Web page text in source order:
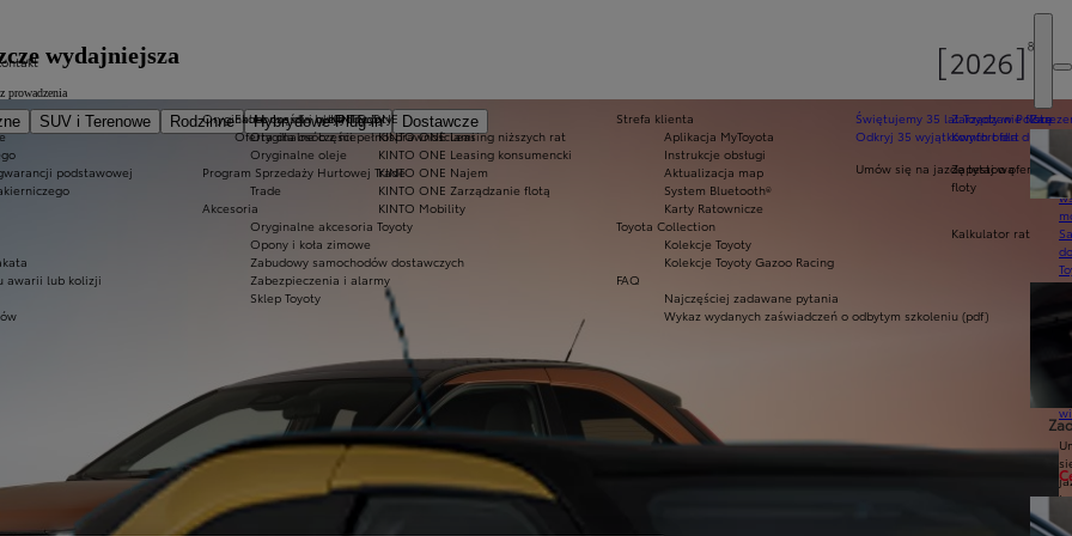
SUV i Terenowe Rodzinne Hybrydowe Plug-in
Dostawcze
Ekobonus dla hybryd Toyoty
Oferta dla osób z niepełnosprawnościami
Świętujemy 35 lat Toyoty w Polsce
Odkryj 35 wyjątkowych ofert
Umów się na jazdę testową
KINTO ONE
KINTO ONE Leasing niższych rat
KINTO ONE Leasing konsumencki
KINTO ONE Najem
KINTO ONE Zarządzanie flotą
KINTO Mobility
Zarządzanie flotą
Komfort dla dużych
Zapytaj o ofertę dla
floty
Kalkulator rat
podstawowej
awarii lub kolizji
Oryginalne części i oleje Toyoty
Oryginalne części
Oryginalne oleje
Program Sprzedaży Hurtowej Trade
Trade
Akcesoria
Oryginalne akcesoria Toyoty
Opony i koła zimowe
Zabudowy samochodów dostawczych
Zabezpieczenia i alarmy
Sklep Toyoty
Strefa klienta
Aplikacja MyToyota
Instrukcje obsługi
Aktualizacja map
System Bluetooth®
Karty Ratownicze
Toyota Collection
Kolekcje Toyoty
Kolekcje Toyoty Gazoo Racing
FAQ
Najczęściej zadawane pytania
Wykaz wydanych zaświadczeń o odbytym szkoleniu (pdf)
wydajniejsza
prowadzenia